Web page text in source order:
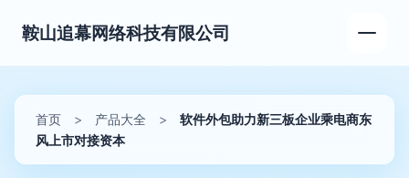
鞍山追幕网络科技有限公司
首页 > 产品大全 >
软件外包助力新三板企业乘电商东
风上市对接资本